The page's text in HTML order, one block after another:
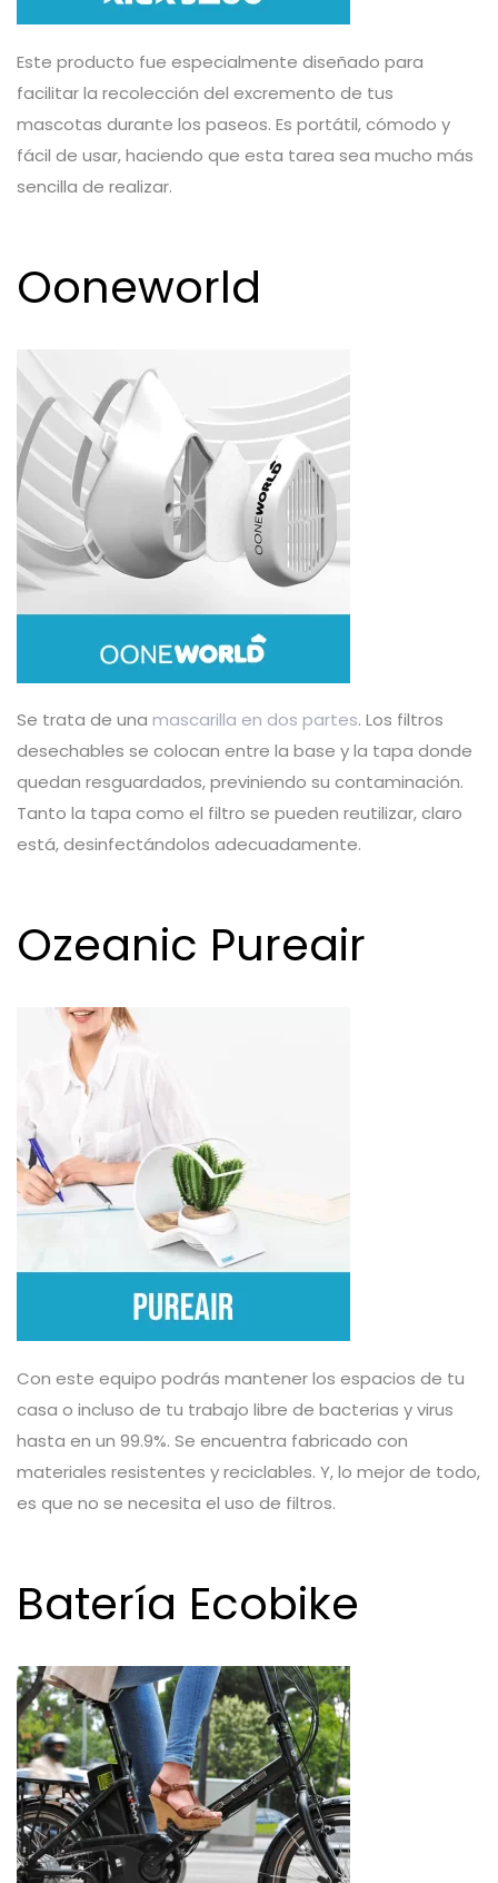
Este producto fue especialmente diseñado para
facilitar la recolección del excremento de tus
mascotas durante los paseos. Es portátil, cómodo y
fácil de usar, haciendo que esta tarea sea mucho más
sencilla de realizar.
Ooneworld
Se trata de una mascarilla en dos partes. Los filtros
desechables se colocan entre la base y la tapa donde
quedan resguardados, previniendo su contaminación.
Tanto la tapa como el filtro se pueden reutilizar, claro
está, desinfectándolos adecuadamente.
Ozeanic Pureair
Con este equipo podrás mantener los espacios de tu
casa o incluso de tu trabajo libre de bacterias y virus
hasta en un 99.9%. Se encuentra fabricado con
materiales resistentes y reciclables. Y, lo mejor de todo,
es que no se necesita el uso de filtros.
Batería Ecobike